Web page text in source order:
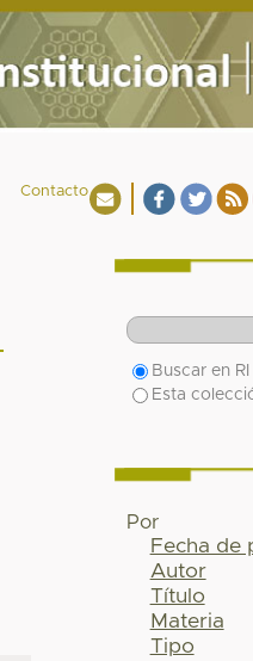
Contacto
Buscar en RI
Esta
Por
Fecha de
Autor
Título
Materia
Tipo